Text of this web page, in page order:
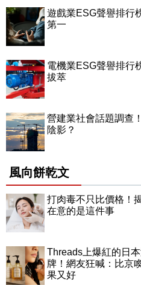
遊戲業ESG聲譽排行
第一
電機業ESG聲譽排行
拔萃
營建業社會話題調查
陰影？
風向餅乾文
打肉毒不只比價格！
在意的是這件事
Threads上爆紅的日
牌！網友狂喊：比京
果又好